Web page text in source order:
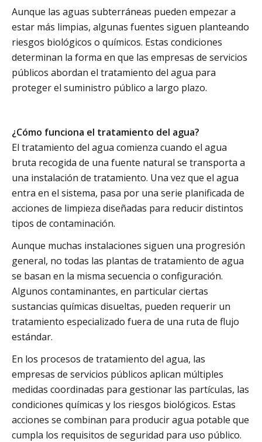
Aunque las aguas subterráneas pueden empezar a
estar más limpias, algunas fuentes siguen planteando
riesgos biológicos o químicos. Estas condiciones
determinan la forma en que las empresas de servicios
públicos abordan el tratamiento del agua para
proteger el suministro público a largo plazo.
¿Cómo funciona el tratamiento del agua?
El tratamiento del agua comienza cuando el agua
bruta recogida de una fuente natural se transporta a
una instalación de tratamiento. Una vez que el agua
entra en el sistema, pasa por una serie planificada de
acciones de limpieza diseñadas para reducir distintos
tipos de contaminación.
Aunque muchas instalaciones siguen una progresión
general, no todas las plantas de tratamiento de agua
se basan en la misma secuencia o configuración.
Algunos contaminantes, en particular ciertas
sustancias químicas disueltas, pueden requerir un
tratamiento especializado fuera de una ruta de flujo
estándar.
En los procesos de tratamiento del agua, las
empresas de servicios públicos aplican múltiples
medidas coordinadas para gestionar las partículas, las
condiciones químicas y los riesgos biológicos. Estas
acciones se combinan para producir agua potable que
cumpla los requisitos de seguridad para uso público.